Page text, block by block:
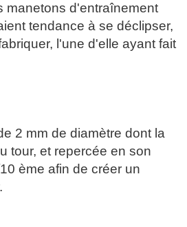
manetons d'entraînement
tendance à se déclipser,
l'une d'elle ayant fait
2 mm de diamètre dont la
tour, et repercée en son
ème afin de créer un